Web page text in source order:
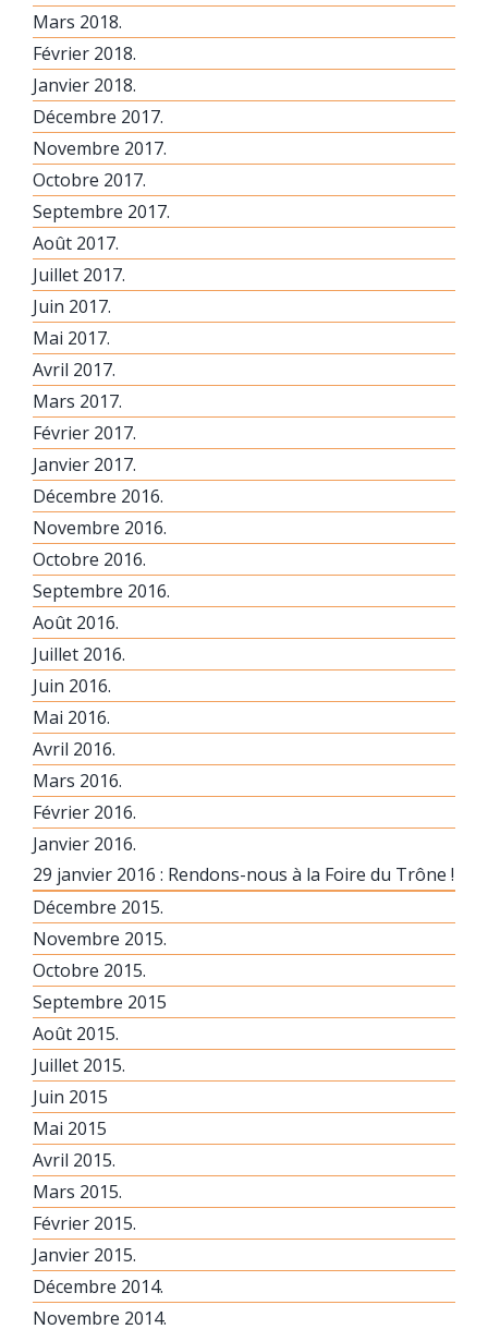
Mars 2018.
Février 2018.
Janvier 2018.
Décembre 2017.
Novembre 2017.
Octobre 2017.
Septembre 2017.
Août 2017.
Juillet 2017.
Juin 2017.
Mai 2017.
Avril 2017.
Mars 2017.
Février 2017.
Janvier 2017.
Décembre 2016.
Novembre 2016.
Octobre 2016.
Septembre 2016.
Août 2016.
Juillet 2016.
Juin 2016.
Mai 2016.
Avril 2016.
Mars 2016.
Février 2016.
Janvier 2016.
29 janvier 2016 : Rendons-nous à la Foire du Trône !
Décembre 2015.
Novembre 2015.
Octobre 2015.
Septembre 2015
Août 2015.
Juillet 2015.
Juin 2015
Mai 2015
Avril 2015.
Mars 2015.
Février 2015.
Janvier 2015.
Décembre 2014.
Novembre 2014.